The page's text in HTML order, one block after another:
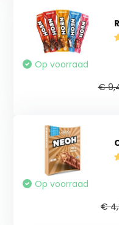
Op voorraad
€
Op voorraad
€